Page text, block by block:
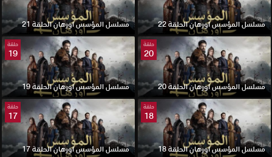
مسلسل المؤسس اورهان الحلقة 22 مسلسل المؤسس اورهان الحلقة 21
حلقة
20
مسلسل المؤسس اورهان الحلقة 20
حلقة
19
مسلسل المؤسس اورهان الحلقة 19
حلقة
18
مسلسل المؤسس اورهان الحلقة 18
حلقة
17
مسلسل المؤسس اورهان الحلقة 17